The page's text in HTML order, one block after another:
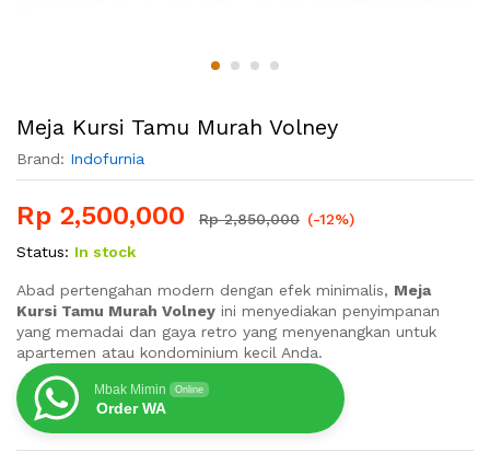
Meja Kursi Tamu Murah Volney
Brand: Indofurnia
Rp 2,500,000 Rp2,850,000 (-12%)
Status: In stock
Abad pertengahan modern dengan efek minimalis, Meja
Kursi Tamu Murah Volney ini menyediakan penyimpanan
yang memadai dan gaya retro yang menyenangkan untuk
apartemen atau kondominium kecil Anda.
Mbak Mimin Online
Order WA